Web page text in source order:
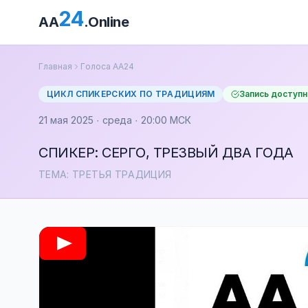
AA24.Online
Главная Голоса АА24
ЦИКЛ СПИКЕРСКИХ ПО ТРАДИЦИЯМ Запись
21 мая 2025 · среда · 20:00 МСК
СПИКЕР: СЕРГО, ТРЕЗВЫЙ ДВА ГОДА
ТЕМА: ТРЕТЬЯ ТРАДИЦИЯ